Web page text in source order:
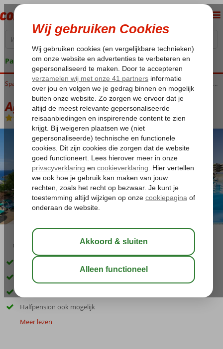
Pakketgarantie
Home Canarische Eilanden Tenerife Costa del Silencio Aguamarina Golf Appartementen
Aguamarina Golf Appartementen
Logies-Appartement
04:20 aug 28°C
Vlak bij het strand
Groot zwembad met prachtig uitzicht
Halfpension ook mogelijk
Meer lezen